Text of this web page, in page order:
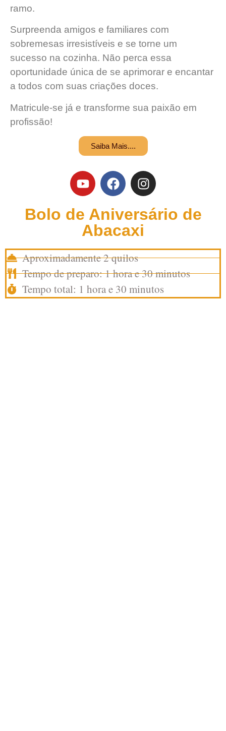
ramo.
Surpreenda amigos e familiares com
sobremesas irresistíveis e se torne um
sucesso na cozinha. Não perca essa
oportunidade única de se aprimorar e encantar
a todos com suas criações doces.
Matricule-se já e transforme sua paixão em
profissão!
Saiba Mais....
Bolo de Aniversário de
Abacaxi
Aproximadamente 2 quilos
Tempo de preparo: 1 hora e 30 minutos
Tempo total: 1 hora e 30 minutos